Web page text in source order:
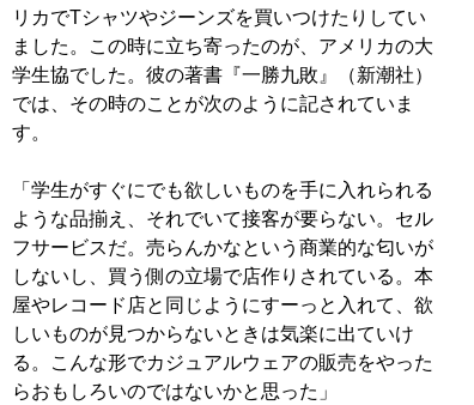
リカでTシャツやジーンズを買いつけたりしてい
ました。この時に立ち寄ったのが、アメリカの大
学生協でした。彼の著書『一勝九敗』（新潮社）
では、その時のことが次のように記されていま
す。
「学生がすぐにでも欲しいものを手に入れられる
ような品揃え、それでいて接客が要らない。セル
フサービスだ。売らんかなという商業的な匂いが
しないし、買う側の立場で店作りされている。本
屋やレコード店と同じようにすーっと入れて、欲
しいものが見つからないときは気楽に出ていけ
る。こんな形でカジュアルウェアの販売をやった
らおもしろいのではないかと思った」